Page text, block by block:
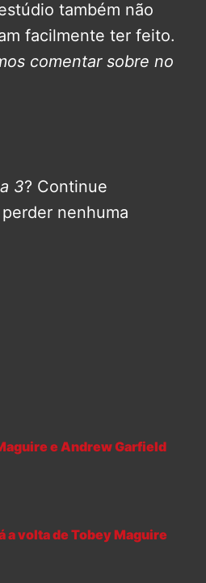
também não
facilmente ter feito.
comentar sobre no
3? Continue
nenhuma
e Andrew Garfield
a volta de Tobey Maguire